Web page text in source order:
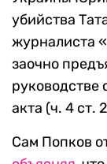
убийства
журналиста
заочно
руководстве
акта (ч. 4 ст.
Сам Попков